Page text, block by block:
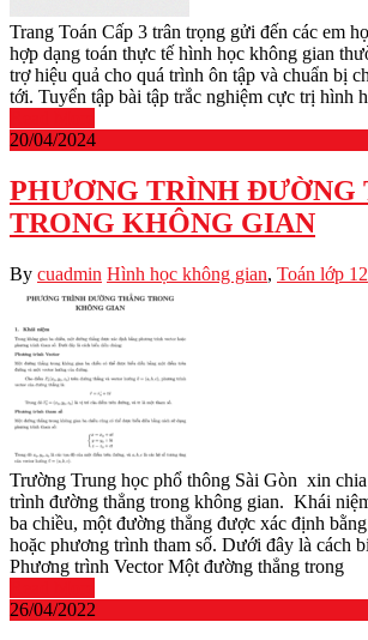
Trang Toán Cấp 3 trân trọng gửi đến các em
hợp dạng toán thực tế hình học không gian
trợ hiệu quả cho quá trình ôn tập và chuẩn bị
tới. Tuyển tập bài tập trắc nghiệm cực trị hình
20/04/2024
PHƯƠNG TRÌNH ĐƯỜNG
TRONG KHÔNG GIAN
By cuadmin Hình học không gian, Toán lớp 12
Trường Trung học phổ thông Sài Gòn xin
trình đường thẳng trong không gian. Khái
ba chiều, một đường thẳng được xác định
hoặc phương trình tham số. Dưới đây là cách
Phương trình Vector Một đường thẳng trong
26/04/2022